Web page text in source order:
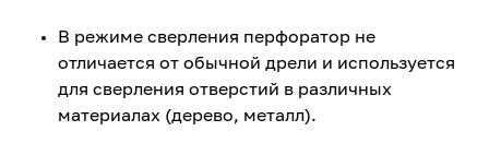
В режиме сверления перфоратор не
отличается от обычной дрели и используется
для сверления отверстий в различных
материалах (дерево, металл).